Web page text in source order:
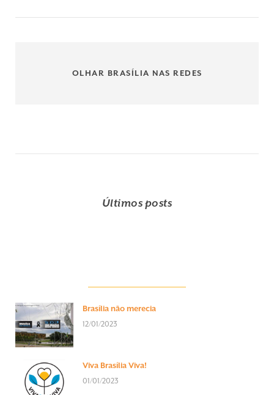
OLHAR BRASÍLIA NAS REDES
Últimos posts
Brasília não merecia
12/01/2023
Viva Brasília Viva!
01/01/2023